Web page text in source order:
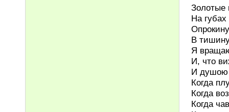
Золотые
На губах
В
Я
И, что
И душою
Когда
Когда
Когда